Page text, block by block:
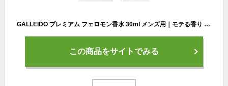
GALLEIDO プレミアム フェロモン香水 30ml メンズ用｜モテる香り オスモフェリン配合 ムスクの香り 香り長持ち
この商品をサイトでみる